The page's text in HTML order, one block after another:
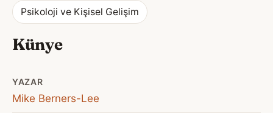
Psikoloji ve Kişisel Gelişim
Künye
YAZAR
Mike Berners-Lee